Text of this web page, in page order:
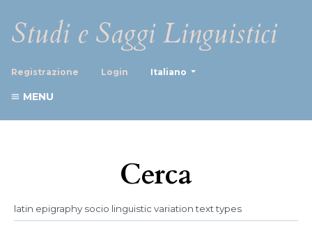
Studi e Saggi Linguistici
Registrazione Login Italiano
MENU
Cerca